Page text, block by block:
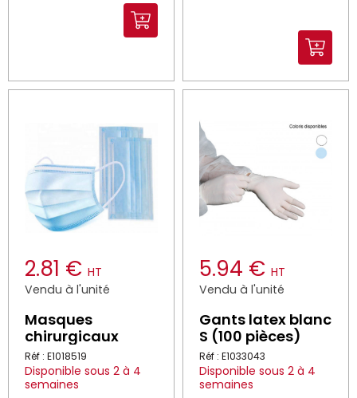
2.81 € HT
Vendu à l'unité
Masques
chirurgicaux
Réf : E1018519
Disponible sous 2 à 4
semaines
5.94 € HT
Vendu à l'unité
Gants latex blanc
S (100 pièces)
Réf : E1033043
Disponible sous 2 à 4
semaines